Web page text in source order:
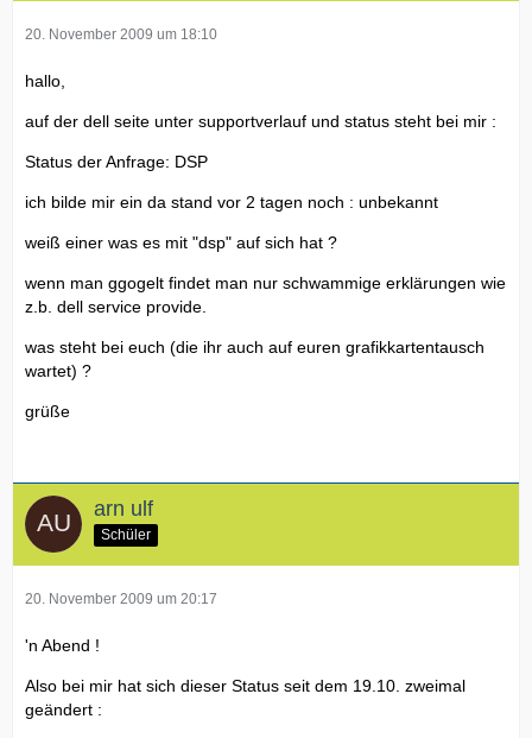
20. November 2009 um 18:10
hallo,
auf der dell seite unter supportverlauf und status steht bei mir :
Status der Anfrage: DSP
ich bilde mir ein da stand vor 2 tagen noch : unbekannt
weiß einer was es mit "dsp" auf sich hat ?
wenn man ggogelt findet man nur schwammige erklärungen wie
z.b. dell service provide.
was steht bei euch (die ihr auch auf euren grafikkartentausch
wartet) ?
grüße
arn ulf
Schüler
20. November 2009 um 20:17
'n Abend !
Also bei mir hat sich dieser Status seit dem 19.10. zweimal
geändert :